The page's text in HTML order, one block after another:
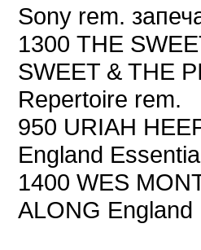
Sony rem.
1300 THE
SWEET & THE
Repertoire rem.
950 URIAH
England
1400 WES
ALONG England